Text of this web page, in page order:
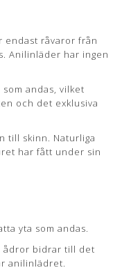
blank vokset
smuds og pletter.
her
endast råvaror från
Anilinläder har ingen
andas, vilket
och det exklusiva
till skinn. Naturliga
har fått under sin
yta som andas.
ådror bidrar till det
anilinlädret.